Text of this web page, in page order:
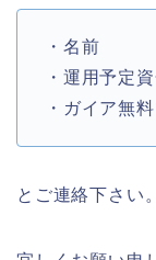
・名前
・運用予定
・ガイア無
とご連絡下さい。